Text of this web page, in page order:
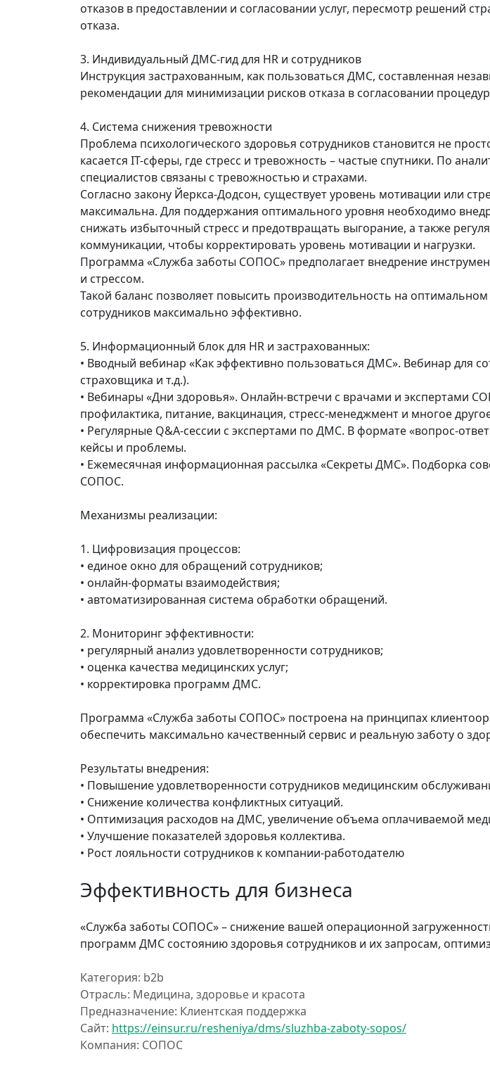
отказов в предоставлении и согласовании услуг, пересмотр решений
отказа.
3. Индивидуальный ДМС-гид для HR и сотрудников
Инструкция застрахованным, как пользоваться ДМС, составленная
рекомендации для минимизации рисков отказа в согласовании
4. Система снижения тревожности
Проблема психологического здоровья сотрудников становится не
касается IT-сферы, где стресс и тревожность – частые спутники. По
специалистов связаны с тревожностью и страхами.
Согласно закону Йеркса-Додсон, существует уровень мотивации или
максимальна. Для поддержания оптимального уровня необходимо
снижать избыточный стресс и предотвращать выгорание, а также
коммуникации, чтобы корректировать уровень мотивации и нагрузки.
Программа «Служба заботы СОПОС» предполагает внедрение
и стрессом.
Такой баланс позволяет повысить производительность на
сотрудников максимально эффективно.
5. Информационный блок для HR и застрахованных:
• Вводный вебинар «Как эффективно пользоваться ДМС». Вебинар для
страховщика и т.д.).
• Вебинары «Дни здоровья». Онлайн-встречи с врачами и экспертами
профилактика, питание, вакцинация, стресс-менеджмент и многое
• Регулярные Q&A-сессии с экспертами по ДМС. В формате «вопрос-
кейсы и проблемы.
• Ежемесячная информационная рассылка «Секреты ДМС». Подборка
СОПОС.
Механизмы реализации:
1. Цифровизация процессов:
• единое окно для обращений сотрудников;
• онлайн-форматы взаимодействия;
• автоматизированная система обработки обращений.
2. Мониторинг эффективности:
• регулярный анализ удовлетворенности сотрудников;
• оценка качества медицинских услуг;
• корректировка программ ДМС.
Программа «Служба заботы СОПОС» построена на принципах
обеспечить максимально качественный сервис и реальную заботу о
Результаты внедрения:
• Повышение удовлетворенности сотрудников медицинским
• Снижение количества конфликтных ситуаций.
• Оптимизация расходов на ДМС, увеличение объема оплачиваемой
• Улучшение показателей здоровья коллектива.
• Рост лояльности сотрудников к компании-работодателю
Эффективность для бизнеса
«Служба заботы СОПОС» – снижение вашей операционной
программ ДМС состоянию здоровья сотрудников и их запросам,
Категория: b2b
Отрасль: Медицина, здоровье и красота
Предназначение: Клиентская поддержка
Сайт: https://einsur.ru/resheniya/dms/sluzhba-zaboty-sopos/
Компания: СОПОС